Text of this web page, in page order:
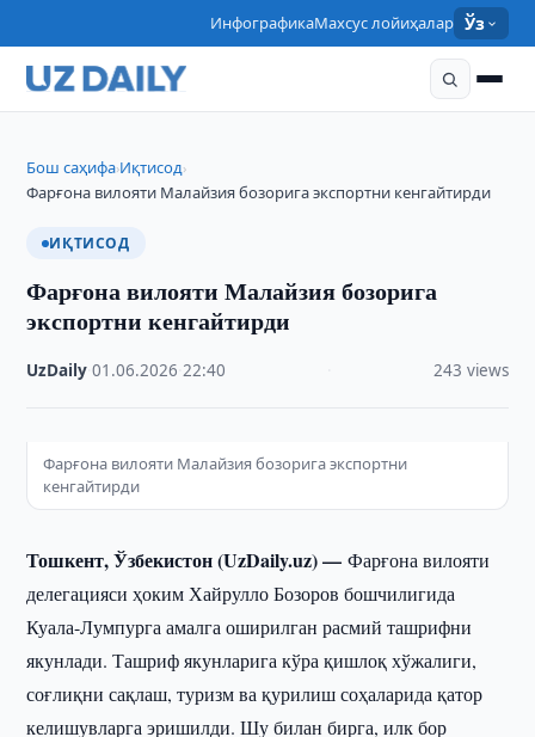
ИнфографикаМахсус лойиҳалар Ўз
Бош саҳифа›Иқтисод›
Фарғона вилояти Малайзия бозорига экспортни кенгайтирди
ИҚТИСОД
Фарғона вилояти Малайзия бозорига
экспортни кенгайтирди
UzDaily ·01.06.2026 ·22:40 243 views
Фарғона вилояти Малайзия бозорига экспортни
кенгайтирди
Тошкент, Ўзбекистон (UzDaily.uz) —Фарғона вилояти
делегацияси ҳоким Хайрулло Бозоров бошчилигида
Куала-Лумпурга амалга оширилган расмий ташрифни
якунлади. Ташриф якунларига кўра қишлоқ хўжалиги,
соғлиқни сақлаш, туризм ва қурилиш соҳаларида қатор
келишувларга эришилди. Шу билан бирга, илк бор